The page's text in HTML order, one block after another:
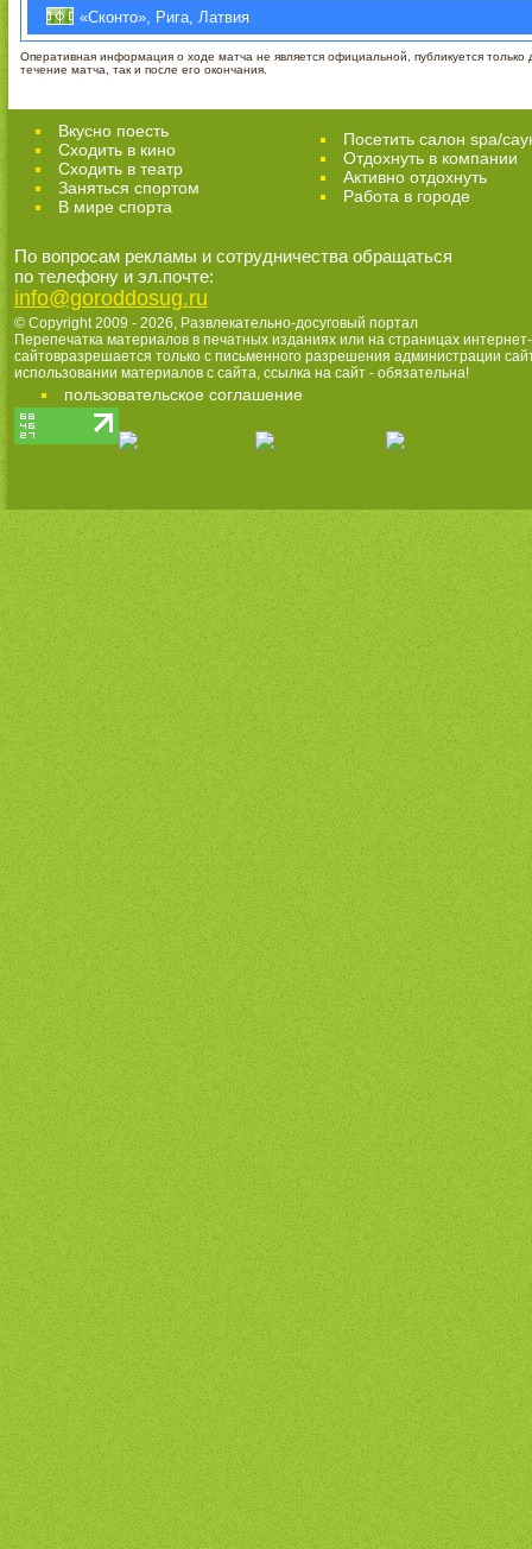
«Сконто», Рига, Латвия
Оперативная информация о ходе матча не является официальной, публикуется только
течение матча, так и после его окончания.
Вкусно поесть
Сходить в кино
Cходить в театр
Заняться спортом
В мире спорта
Посетить салон spa/
Отдохнуть в компании
Активно отдохнуть
Работа в городе
По вопросам рекламы и сотрудничества обращаться
по телефону и эл.почте:
info@goroddosug.ru
© Copyright 2009 - 2026, Развлекательно-досуговый портал
Перепечатка материалов в печатных изданиях или на страницах интернет-
сайтовразрешается только с письменного разрешения администрации
использовании материалов с сайта, ссылка на сайт - обязательна!
пользовательское соглашение